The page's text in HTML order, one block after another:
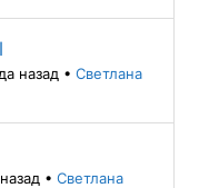
назад • Светлана
• Светлана